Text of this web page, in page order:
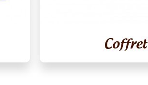
Coffret